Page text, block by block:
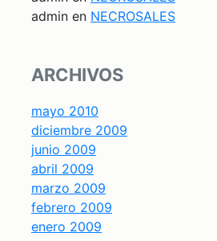
admin en NECROSALES
ARCHIVOS
mayo 2010
diciembre 2009
junio 2009
abril 2009
marzo 2009
febrero 2009
enero 2009